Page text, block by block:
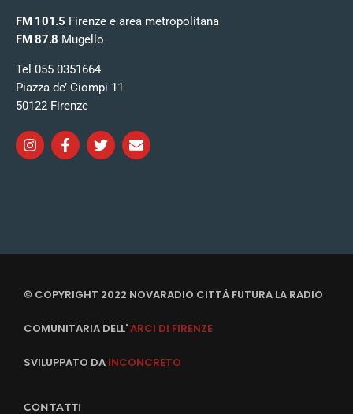
FM 101.5 Firenze e area metropolitana
FM 87.8 Mugello
Tel 055 0351664
Piazza de’ Ciompi 11
50122 Firenze
© COPYRIGHT 2022 NOVARADIO CITTÀ FUTURA LA RADIO
COMUNITARIA DELL'ARCI DI FIRENZE
SVILUPPATO DA INCONCRETO
CONTATTI